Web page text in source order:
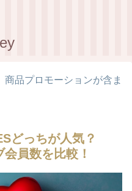
商品プロモーションが含ま
どっちが人気？
員数を比較！